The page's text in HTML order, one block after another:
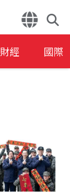
財經 國際